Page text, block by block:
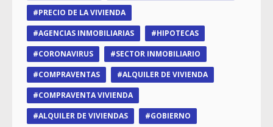
PRECIO DE LA VIVIENDA
AGENCIAS INMOBILIARIAS
HIPOTECAS
CORONAVIRUS
SECTOR INMOBILIARIO
COMPRAVENTAS
ALQUILER DE VIVIENDA
COMPRAVENTA VIVIENDA
ALQUILER DE VIVIENDAS
GOBIERNO